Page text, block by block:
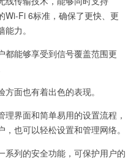
Wi-Fi 6标准，确保了更快、更
力。
能够享受到信号覆盖范围更
面也有着出色的表现。
界面和简单易用的设置流程，
也可以轻松设置和管理网络。
列的安全功能，可保护用户的